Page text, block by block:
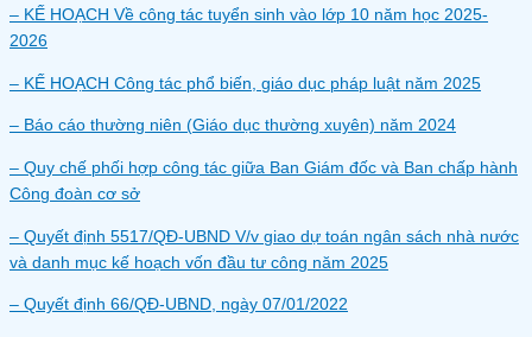
– KẾ HOẠCH Về công tác tuyển sinh vào lớp 10 năm học 2025-
2026
– KẾ HOẠCH Công tác phổ biến, giáo dục pháp luật năm 2025
– Báo cáo thường niên (Giáo dục thường xuyên) năm 2024
– Quy chế phối hợp công tác giữa Ban Giám đốc và Ban chấp hành
Công đoàn cơ sở
– Quyết định 5517/QĐ-UBND V/v giao dự toán ngân sách nhà nước
và danh mục kế hoạch vốn đầu tư công năm 2025
– Quyết định 66/QĐ-UBND, ngày 07/01/2022